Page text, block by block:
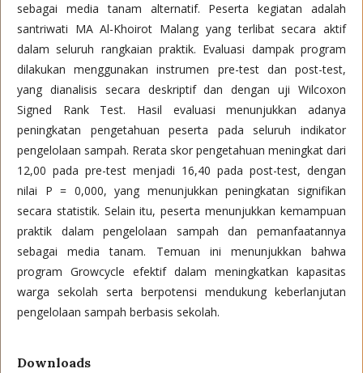
sebagai media tanam alternatif. Peserta kegiatan adalah
santriwati MA Al-Khoirot Malang yang terlibat secara aktif
dalam seluruh rangkaian praktik. Evaluasi dampak program
dilakukan menggunakan instrumen pre-test dan post-test,
yang dianalisis secara deskriptif dan dengan uji Wilcoxon
Signed Rank Test. Hasil evaluasi menunjukkan adanya
peningkatan pengetahuan peserta pada seluruh indikator
pengelolaan sampah. Rerata skor pengetahuan meningkat dari
12,00 pada pre-test menjadi 16,40 pada post-test, dengan
nilai P = 0,000, yang menunjukkan peningkatan signifikan
secara statistik. Selain itu, peserta menunjukkan kemampuan
praktik dalam pengelolaan sampah dan pemanfaatannya
sebagai media tanam. Temuan ini menunjukkan bahwa
program Growcycle efektif dalam meningkatkan kapasitas
warga sekolah serta berpotensi mendukung keberlanjutan
pengelolaan sampah berbasis sekolah.
Downloads